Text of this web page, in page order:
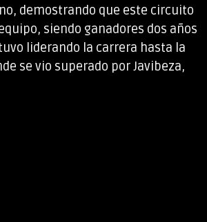
demostrando que este circuito
siendo ganadores dos años
liderando la carrera hasta la
se vio superado por Javibeza,